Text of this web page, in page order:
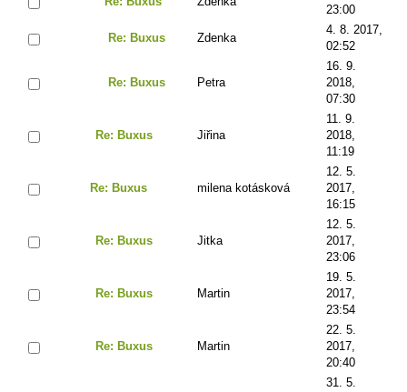
23:00
Re: Buxus Zdenka
4. 8. 2017,
02:52
Re: Buxus Petra
16. 9.
2018,
07:30
Re: Buxus Jiřina
11. 9.
2018,
11:19
Re: Buxus milena kotásková
12. 5.
2017,
16:15
Re: Buxus Jitka
12. 5.
2017,
23:06
Re: Buxus Martin
19. 5.
2017,
23:54
Re: Buxus Martin
22. 5.
2017,
20:40
31. 5.